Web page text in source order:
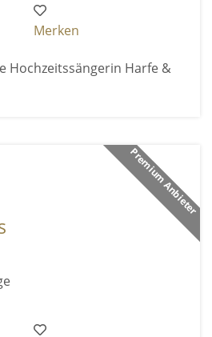
Merken
Hochzeitssängerin Harfe &
Premium Anbieter